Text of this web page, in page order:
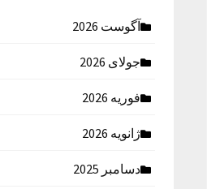
آگوست 2026
جولای 2026
فوریه 2026
ژانویه 2026
دسامبر 2025